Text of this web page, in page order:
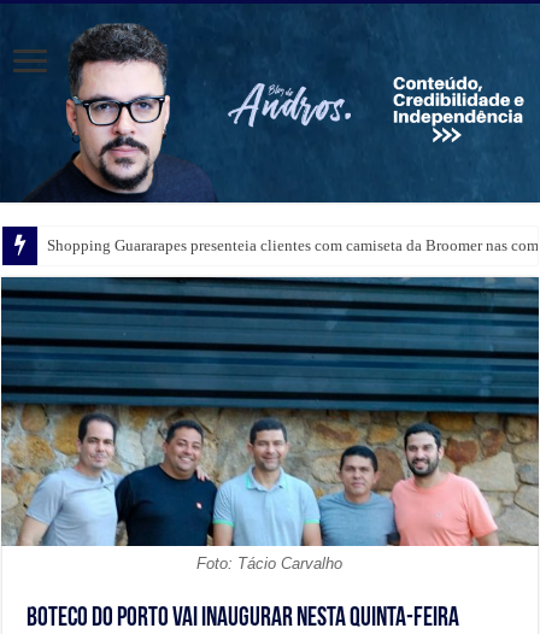
Festa de Santa Clara contará com a participação do Padre Rogério Silva
Shopping Guararapes presenteia clientes com camiseta da Broomer nas
Foto: Tácio Carvalho
Boteco do Porto vai inaugurar nesta quinta-feira